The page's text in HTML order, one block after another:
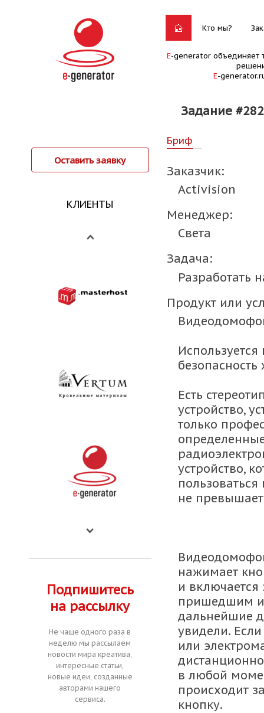
Кто мы?
E-generator объединяет
E-
Задание #282
Оставить заявку
КЛИЕНТЫ
Подпишитесь
на рассылку
Не чаще одного раза в
неделю мы рассылаем
новости мира креатива,
интересные статьи,
новые идеи, созданные
авторами нашего
сервиса.
Бриф
Заказчик:
Activision
Менеджер:
Света
Задача:
Разработать
Продукт или
Есть
устройство,
только
устройство,
не
нажимает
и включается
пришедшим и
дальнейшие
увидели.
или
в любой
происходит
кнопку.